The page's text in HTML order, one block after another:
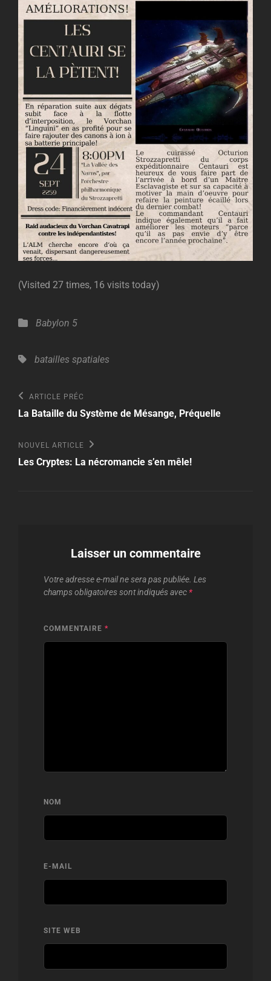
(Visited 27 times, 16 visits today)
Catégories
Babylon 5
Tags,batailles spatiales
Navigation
de
Article
Précédent
ARTICLE PRÉC
La Bataille du Système de Mésange, Préquelle
Nouvel
article
NOUVEL ARTICLE
Les Cryptes: La nécromancie s’en mêle!
Laisser un commentaire
Votre adresse e-mail ne sera pas publiée. Les
champs obligatoires sont indiqués avec *
COMMENTAIRE *
NOM
E-MAIL
SITE WEB